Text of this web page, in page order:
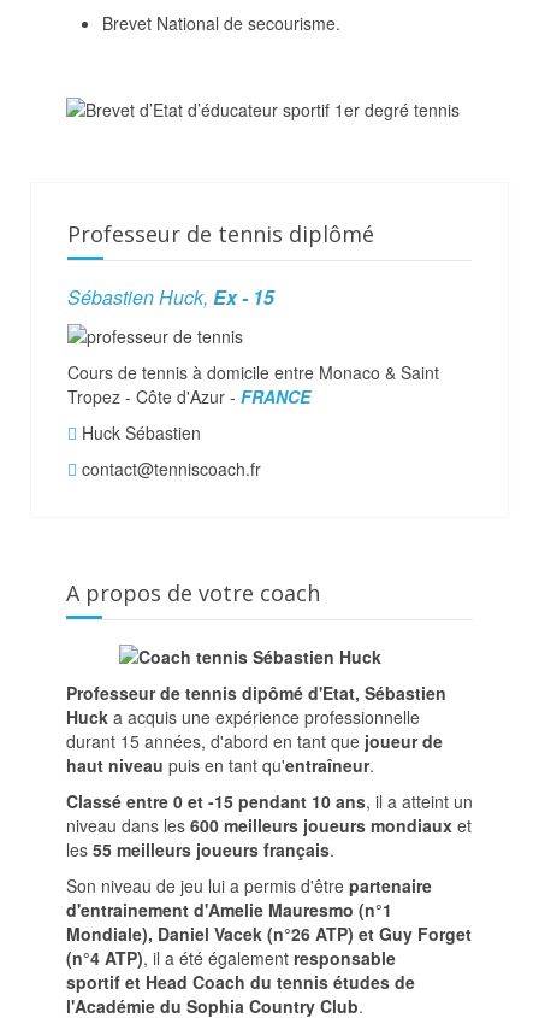
Brevet National de secourisme.
Professeur de tennis diplômé
Sébastien Huck, Ex - 15
Cours de tennis à domicile entre Monaco & Saint
Tropez - Côte d'Azur - FRANCE
Huck Sébastien
contact@tenniscoach.fr
A propos de votre coach
Professeur de tennis dipômé d'Etat, Sébastien
Huck a acquis une expérience professionnelle
durant 15 années, d'abord en tant que joueur de
haut niveau puis en tant qu'entraîneur.
Classé entre 0 et -15 pendant 10 ans, il a atteint un
niveau dans les 600 meilleurs joueurs mondiaux et
les 55 meilleurs joueurs français.
Son niveau de jeu lui a permis d'être partenaire
d'entrainement d'Amelie Mauresmo (n°1
Mondiale), Daniel Vacek (n°26 ATP) et Guy Forget
(n°4 ATP), il a été également responsable
sportif et Head Coach du tennis études de
l'Académie du Sophia Country Club.